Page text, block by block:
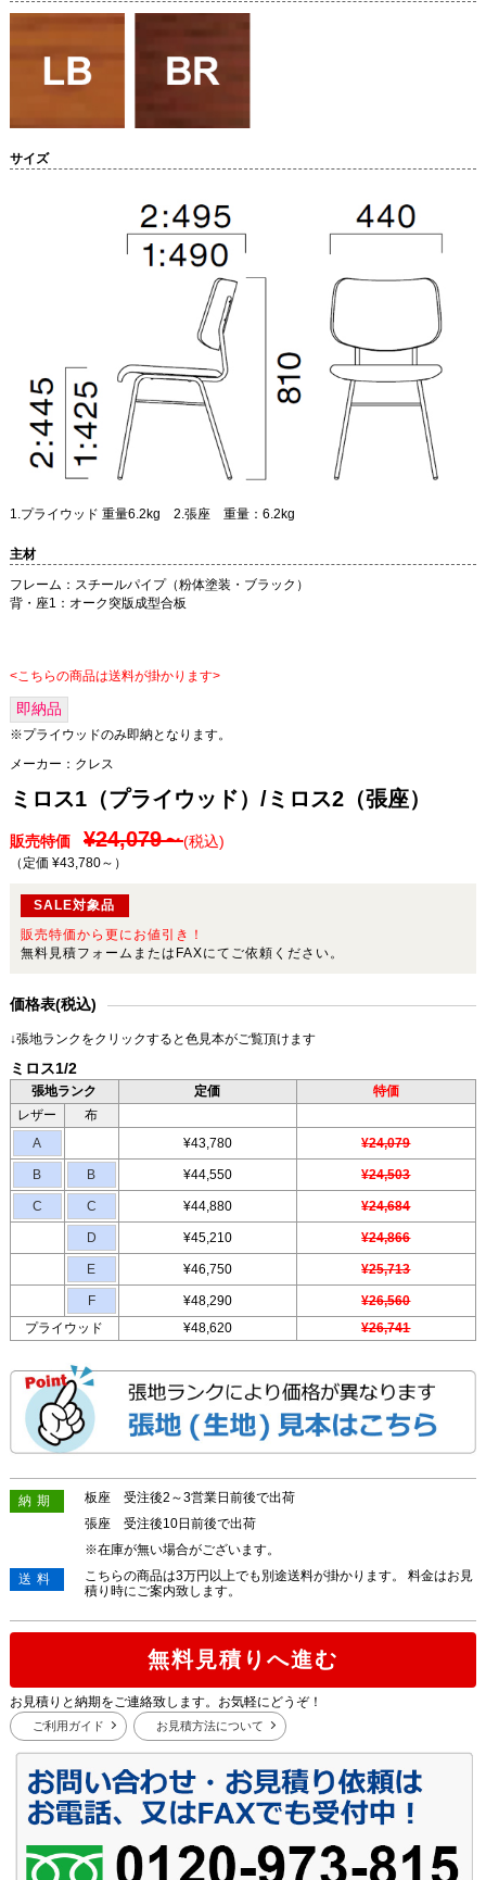
サイズ
1.プライウッド 重量6.2kg 2.張座 重量：6.2kg
主材
フレーム：スチールパイプ（粉体塗装・ブラック）
背・座1：オーク突版成型合板
<こちらの商品は送料が掛かります>
即納品
※プライウッドのみ即納となります。
メーカー： クレス
ミロス1（プライウッド）/ミロス2（張座）
販売特価 ¥24,079～(税込)
（定価 ¥43,780～ ）
SALE対象品
販売特価から更にお値引き！
無料見積フォームまたはFAXにてご依頼ください。
価格表(税込)
↓張地ランクをクリックすると色見本がご覧頂けます
ミロス1/2
張地ランク 定価
特価
レザー
布
A
¥43,780 ¥24,079
B B ¥44,550 ¥24,503
C C ¥44,880 ¥24,684
D ¥45,210 ¥24,866
E ¥46,750 ¥25,713
F ¥48,290
¥26,560
プライウッド
¥48,620 ¥26,741
納期
板座 受注後2～3営業日前後で出荷
張座 受注後10日前後で出荷
※在庫が無い場合がございます。
送料
こちらの商品は3万円以上でも別途送料が掛かります。 料金はお見
積り時にご案内致します。
無料見積りへ進む
お見積りと納期をご連絡致します。お気軽にどうぞ！
ご利用ガイド お見積方法について